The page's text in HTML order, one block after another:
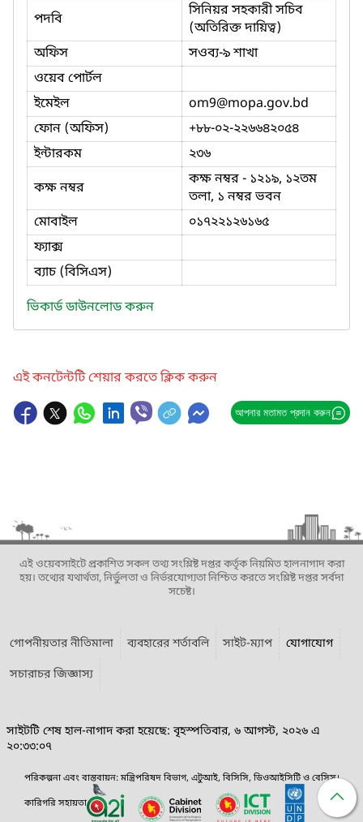
পদবি
সিনিয়র সহকারী সচিব
(অতিরিক্ত দায়িত্ব)
অফিস
সওব্য-৯ শাখা
ওয়েব পোর্টল
ইমেইল
om9@mopa.gov.bd
ফোন (অফিস)
+৮৮-০২-২২৬৬৪২০৫৪
ইন্টারকম
২৩৬
কক্ষ নম্বর
কক্ষ নম্বর - ১২১৯, ১২তম
তলা, ১ নম্বর ভবন
মোবাইল
০১৭২২১২৬১৬৫
ফ্যাক্স
ব্যাচ (বিসিএস)
ভিকার্ড ডাউনলোড করুন
এই কনটেন্টটি শেয়ার করতে ক্লিক করুন
আপনার মতামত প্রদান করুন
এই ওয়েবসাইটে প্রকাশিত সকল তথ্য সংশ্লিষ্ট দপ্তর কর্তৃক নিয়মিত হালনাগাদ করা
হয়। তথ্যের যথার্থতা, নির্ভুলতা ও নির্ভরযোগ্যতা নিশ্চিত করতে সংশ্লিষ্ট দপ্তর সর্বদা
সচেষ্ট।
গোপনীয়তার নীতিমালা ব্যবহারের শর্তাবলি সাইট-ম্যাপ
যোগাযোগ
সচারাচর জিজ্ঞাস্য
সাইটটি শেষ হাল-নাগাদ করা হয়েছে: বৃহস্পতিবার, ৬ আগস্ট, ২০২৬ এ
২০:৩৩:০৭
পরিকল্পনা এবং বাস্তবায়ন: মন্ত্রিপরিষদ বিভাগ, এটুআই, বিসিসি, ডিওআইসিটি ও বেসিস।
কারিগরি সহায়তা